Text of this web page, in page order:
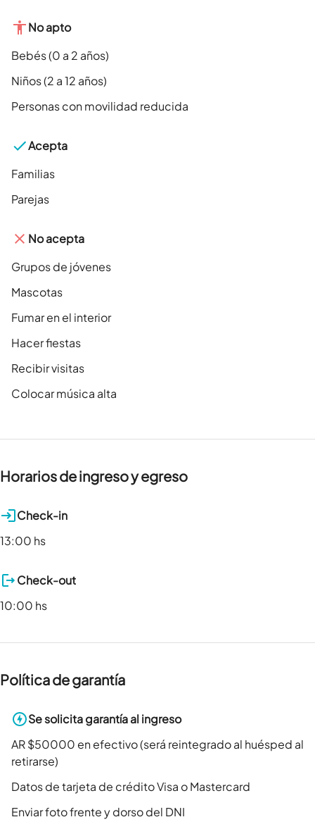
No apto
Bebés (0 a 2 años)
Niños (2 a 12 años)
Personas con movilidad reducida
Acepta
Familias
Parejas
No acepta
Grupos de jóvenes
Mascotas
Fumar en el interior
Hacer fiestas
Recibir visitas
Colocar música alta
Horarios de ingreso y egreso
Check-in
13:00 hs
Check-out
10:00 hs
Política de garantía
Se solicita garantía al ingreso
AR $50000 en efectivo (será reintegrado al huésped al
retirarse)
Datos de tarjeta de crédito Visa o Mastercard
Enviar foto frente y dorso del DNI